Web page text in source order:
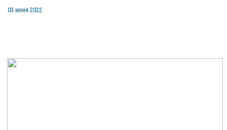
03 июня 2022